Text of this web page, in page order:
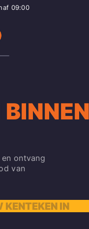
09:00
ontvang
van